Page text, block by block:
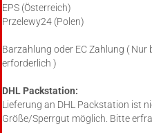
EPS (Österreich)
Przelewy24 (Polen)
Barzahlung oder EC Zahlung (
erforderlich )
DHL Packstation:
Lieferung an DHL Packstation ist
Größe/Sperrgut möglich. Bitte